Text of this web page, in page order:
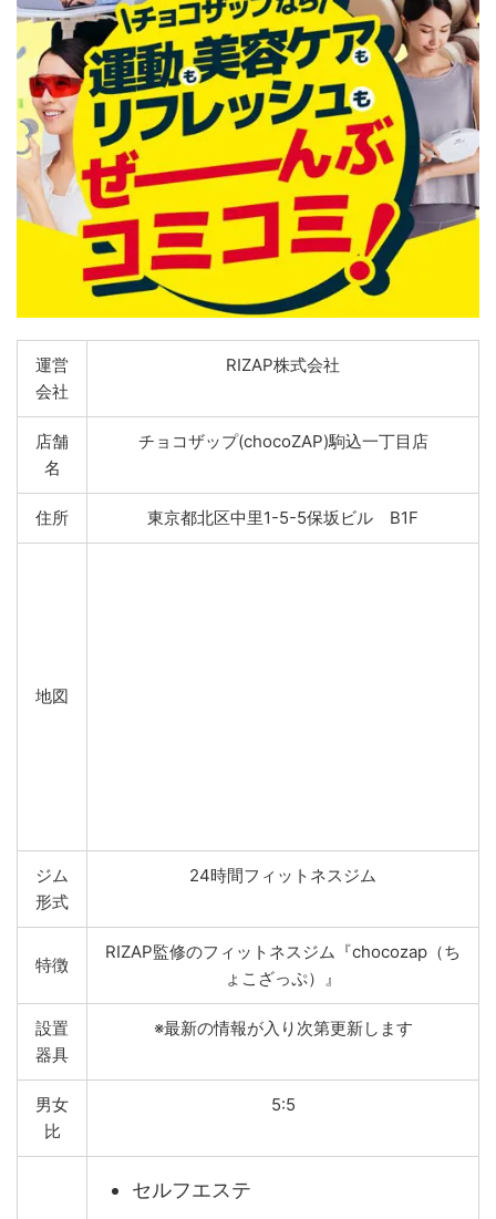
運営
会社
RIZAP株式会社
店舗
名
チョコザップ(chocoZAP)駒込一丁目店
住所 東京都北区中里1-5-5保坂ビル B1F
地図
ジム
形式
24時間フィットネスジム
特徴
RIZAP監修のフィットネスジム『chocozap（ち
ょこざっぷ）』
設置
器具
※最新の情報が入り次第更新します
男女
比
5:5
セルフエステ